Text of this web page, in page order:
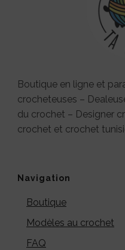
Boutique en ligne et
crocheteuses –
du crochet – Designer
crochet et crochet
Navigation
Boutique
Modèles au crochet
FAQ